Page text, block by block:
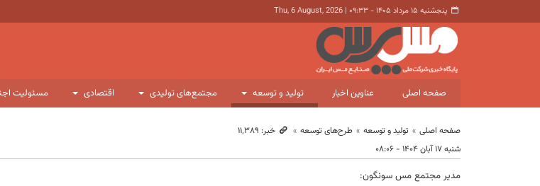
پنجشنبه ۱۵ مرداد ۱۴۰۵ - ۰۹:۳۳ |
Thu, 6 August, 2026
صفحه اصلی عناوین اخبار تولید و توسعه مجتمع‌های تولیدی اقتصادی مسئولیت
صفحه اصلی تولید و توسعه طرح‌های توسعه خبر: ۱۱٬۳۸۹
شنبه ۱۷ آبان ۱۴۰۴ - ۰۸:۰۶
مدیر مجتمع مس سونگون: